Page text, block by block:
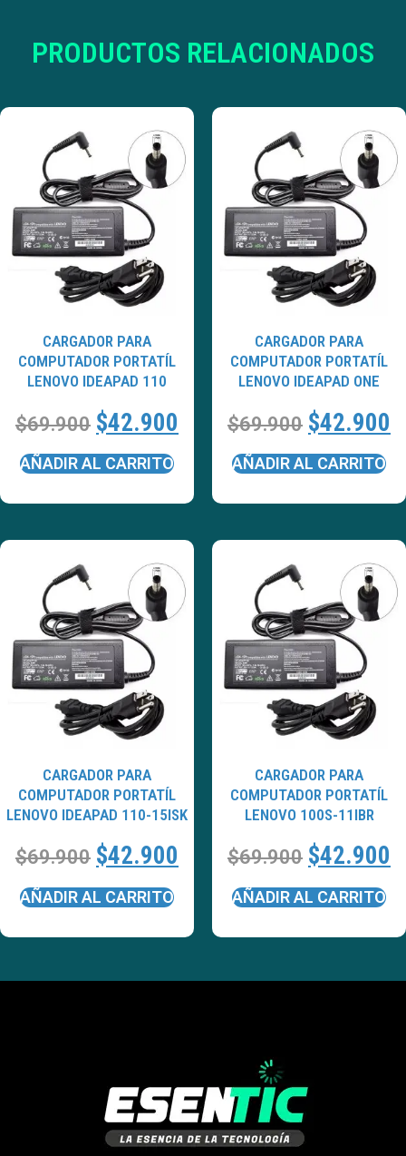
PRODUCTOS RELACIONADOS
CARGADOR PARA
COMPUTADOR PORTATÍL
LENOVO IDEAPAD 110
$69.900 $42.900
AÑADIR AL CARRITO
CARGADOR PARA
COMPUTADOR PORTATÍL
LENOVO IDEAPAD ONE
$69.900 $42.900
AÑADIR AL CARRITO
CARGADOR PARA
COMPUTADOR PORTATÍL
LENOVO IDEAPAD 110-15ISK
$69.900 $42.900
AÑADIR AL CARRITO
CARGADOR PARA
COMPUTADOR PORTATÍL
LENOVO 100S-11IBR
$69.900 $42.900
AÑADIR AL CARRITO